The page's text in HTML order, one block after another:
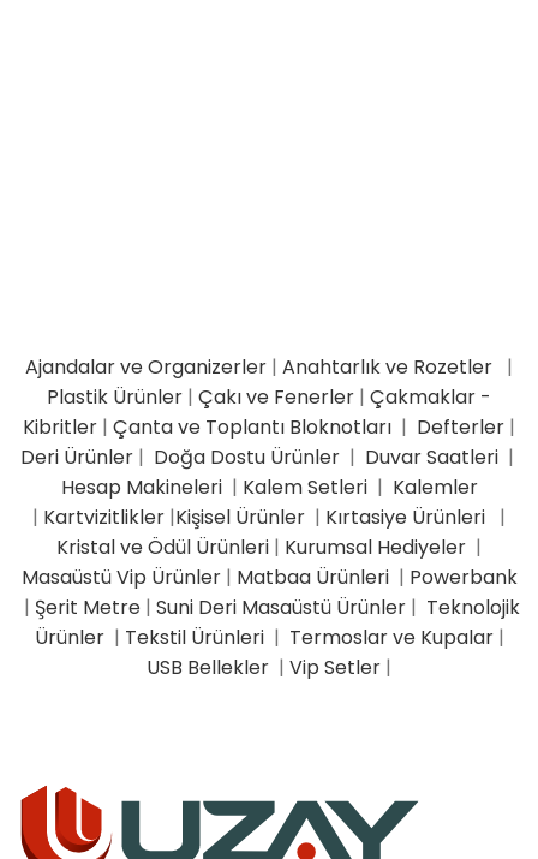
Ajandalar ve Organizerler | Anahtarlık ve Rozetler |
Plastik Ürünler | Çakı ve Fenerler | Çakmaklar -
Kibritler | Çanta ve Toplantı Bloknotları | Defterler |
Deri Ürünler| Doğa Dostu Ürünler | Duvar Saatleri |
Hesap Makineleri| Kalem Setleri| Kalemler
| Kartvizitlikler |Kişisel Ürünler | Kırtasiye Ürünleri |
Kristal ve Ödül Ürünleri | Kurumsal Hediyeler |
Masaüstü Vip Ürünler| Matbaa Ürünleri| Powerbank
| Şerit Metre| Suni Deri Masaüstü Ürünler| Teknolojik
Ürünler | Tekstil Ürünleri | Termoslar ve Kupalar|
USB Bellekler | Vip Setler |